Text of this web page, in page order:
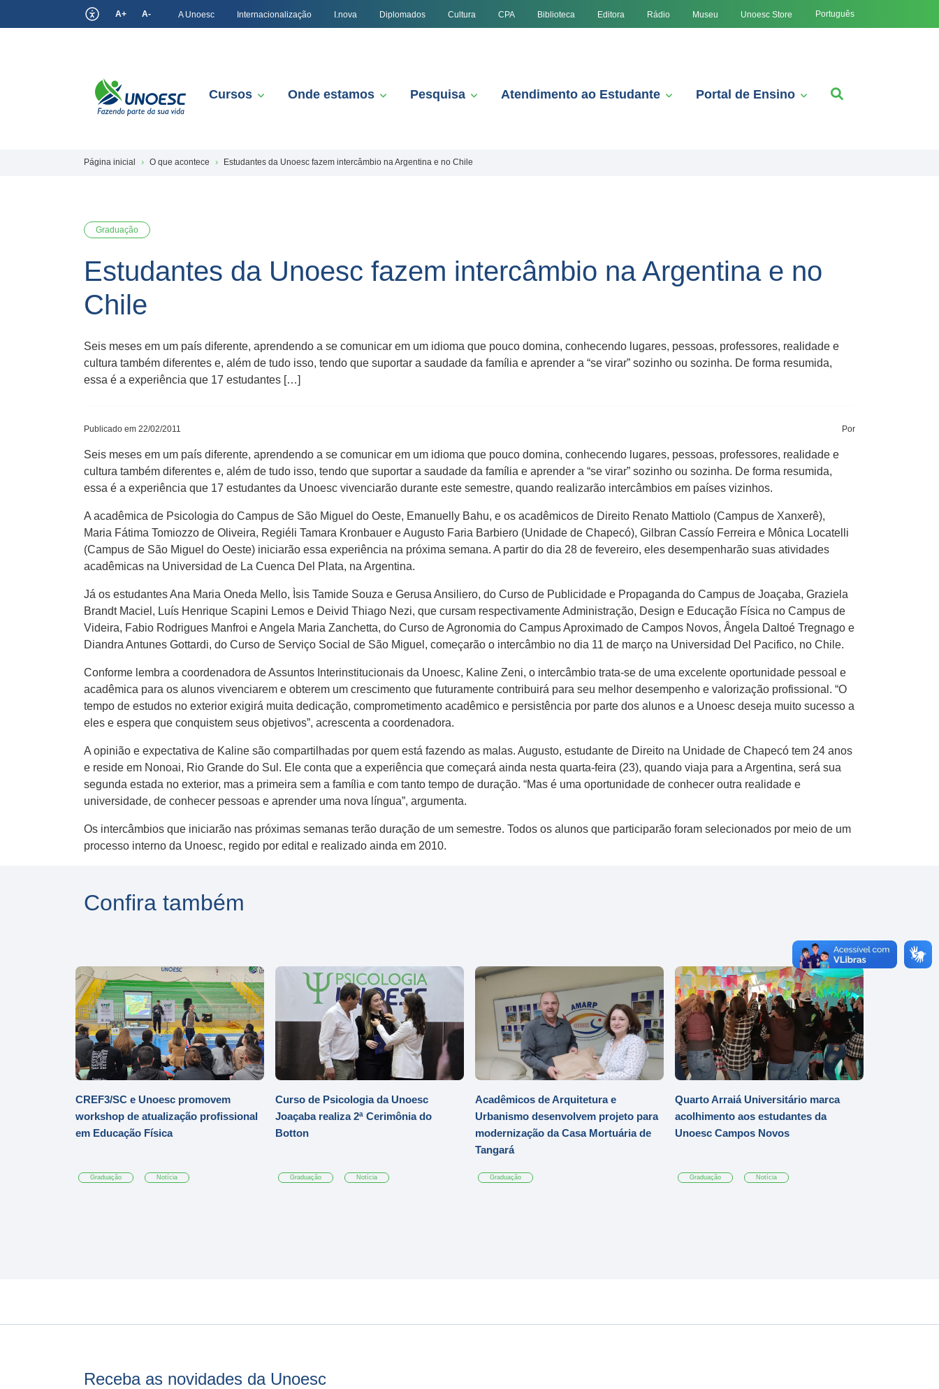
A+ A- A Unoesc Internacionalização I.nova Diplomados Cultura CPA Biblioteca Editora Rádio Museu Unoesc Store Português
Cursos Onde estamos Pesquisa Atendimento ao Estudante Portal de Ensino
Página inicial O que acontece Estudantes da Unoesc fazem intercâmbio na Argentina e no Chile
Graduação
Estudantes da Unoesc fazem intercâmbio na Argentina e no
Chile
Seis meses em um país diferente, aprendendo a se comunicar em um idioma que pouco domina, conhecendo lugares, pessoas, professores, realidade e
cultura também diferentes e, além de tudo isso, tendo que suportar a saudade da família e aprender a “se virar” sozinho ou sozinha. De forma resumida,
essa é a experiência que 17 estudantes […]
Publicado em 22/02/2011 Por
Seis meses em um país diferente, aprendendo a se comunicar em um idioma que pouco domina, conhecendo lugares, pessoas, professores, realidade e
cultura também diferentes e, além de tudo isso, tendo que suportar a saudade da família e aprender a “se virar” sozinho ou sozinha. De forma resumida,
essa é a experiência que 17 estudantes da Unoesc vivenciarão durante este semestre, quando realizarão intercâmbios em países vizinhos.
A acadêmica de Psicologia do Campus de São Miguel do Oeste, Emanuelly Bahu, e os acadêmicos de Direito Renato Mattiolo (Campus de Xanxerê),
Maria Fátima Tomiozzo de Oliveira, Regiéli Tamara Kronbauer e Augusto Faria Barbiero (Unidade de Chapecó), Gilbran Cassío Ferreira e Mônica Locatelli
(Campus de São Miguel do Oeste) iniciarão essa experiência na próxima semana. A partir do dia 28 de fevereiro, eles desempenharão suas atividades
acadêmicas na Universidad de La Cuenca Del Plata, na Argentina.
Já os estudantes Ana Maria Oneda Mello, Ìsis Tamide Souza e Gerusa Ansiliero, do Curso de Publicidade e Propaganda do Campus de Joaçaba, Graziela
Brandt Maciel, Luís Henrique Scapini Lemos e Deivid Thiago Nezi, que cursam respectivamente Administração, Design e Educação Física no Campus de
Videira, Fabio Rodrigues Manfroi e Angela Maria Zanchetta, do Curso de Agronomia do Campus Aproximado de Campos Novos, Ângela Daltoé Tregnago e
Diandra Antunes Gottardi, do Curso de Serviço Social de São Miguel, começarão o intercâmbio no dia 11 de março na Universidad Del Pacifico, no Chile.
Conforme lembra a coordenadora de Assuntos Interinstitucionais da Unoesc, Kaline Zeni, o intercâmbio trata-se de uma excelente oportunidade pessoal e
acadêmica para os alunos vivenciarem e obterem um crescimento que futuramente contribuirá para seu melhor desempenho e valorização profissional. “O
tempo de estudos no exterior exigirá muita dedicação, comprometimento acadêmico e persistência por parte dos alunos e a Unoesc deseja muito sucesso a
eles e espera que conquistem seus objetivos”, acrescenta a coordenadora.
A opinião e expectativa de Kaline são compartilhadas por quem está fazendo as malas. Augusto, estudante de Direito na Unidade de Chapecó tem 24 anos
e reside em Nonoai, Rio Grande do Sul. Ele conta que a experiência que começará ainda nesta quarta-feira (23), quando viaja para a Argentina, será sua
segunda estada no exterior, mas a primeira sem a família e com tanto tempo de duração. “Mas é uma oportunidade de conhecer outra realidade e
universidade, de conhecer pessoas e aprender uma nova língua”, argumenta.
Os intercâmbios que iniciarão nas próximas semanas terão duração de um semestre. Todos os alunos que participarão foram selecionados por meio de um
processo interno da Unoesc, regido por edital e realizado ainda em 2010.
Confira também
CREF3/SC e Unoesc promovem
workshop de atualização profissional
em Educação Física
Graduação Notícia
Curso de Psicologia da Unoesc
Joaçaba realiza 2ª Cerimônia do
Botton
Graduação Notícia
Acadêmicos de Arquitetura e
Urbanismo desenvolvem projeto para
modernização da Casa Mortuária de
Tangará
Graduação
Quarto Arraiá Universitário marca
acolhimento aos estudantes da
Unoesc Campos Novos
Graduação Notícia
Receba as novidades da Unoesc